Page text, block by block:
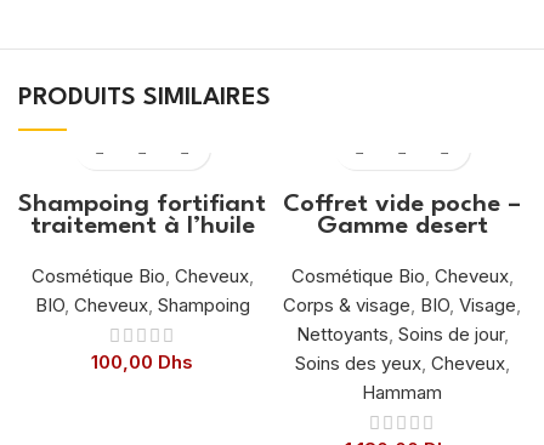
PRODUITS SIMILAIRES
Shampoing fortifiant
traitement à l’huile
cheveux, cheveux
fatigués 200ml
Cosmétique Bio, Cheveux,
BIO, Cheveux, Shampoing
100,00 Dhs
Coffret vide poche –
Gamme desert
Cosmétique Bio, Cheveux,
Corps & visage, BIO, Visage,
Nettoyants, Soins de jour,
Soins des yeux, Cheveux,
Hammam